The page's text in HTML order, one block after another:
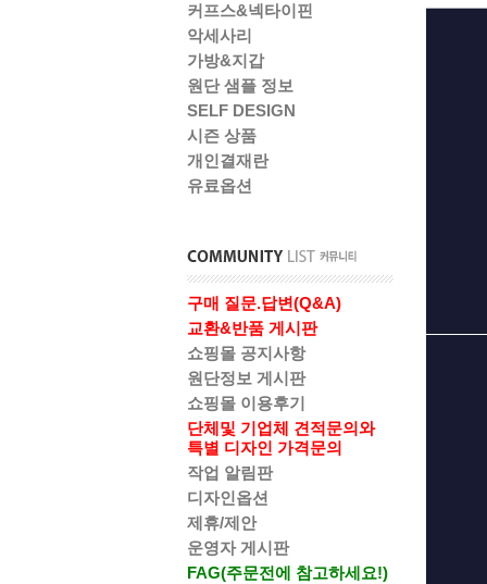
커프스&넥타이핀
악세사리
가방&지갑
원단 샘플 정보
SELF DESIGN
시즌 상품
개인결재란
유료옵션
구매 질문.답변(Q&A)
교환&반품 게시판
쇼핑몰 공지사항
원단정보 게시판
쇼핑몰 이용후기
단체및 기업체 견적문의와
특별 디자인 가격문의
작업 알림판
디자인옵션
제휴/제안
운영자 게시판
FAG(주문전에 참고하세요!)